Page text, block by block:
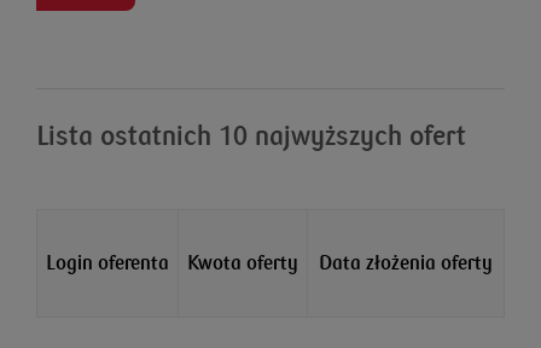
Lista ostatnich 10 najwyższych ofert
Login oferenta Kwota oferty Data złożenia oferty